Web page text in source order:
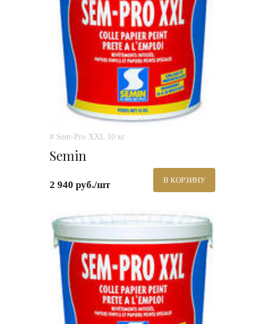
# Sem-Pro XXL 10 кг
Semin
2 940 руб./шт В КОРЗИНУ